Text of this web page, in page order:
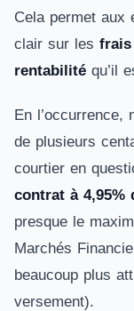
Cela permet aux
clair sur les frais
rentabilité qu’il
En l’occurrence,
de plusieurs
courtier en
contrat à 4,95%
presque le
Marchés
beaucoup plus
versement).